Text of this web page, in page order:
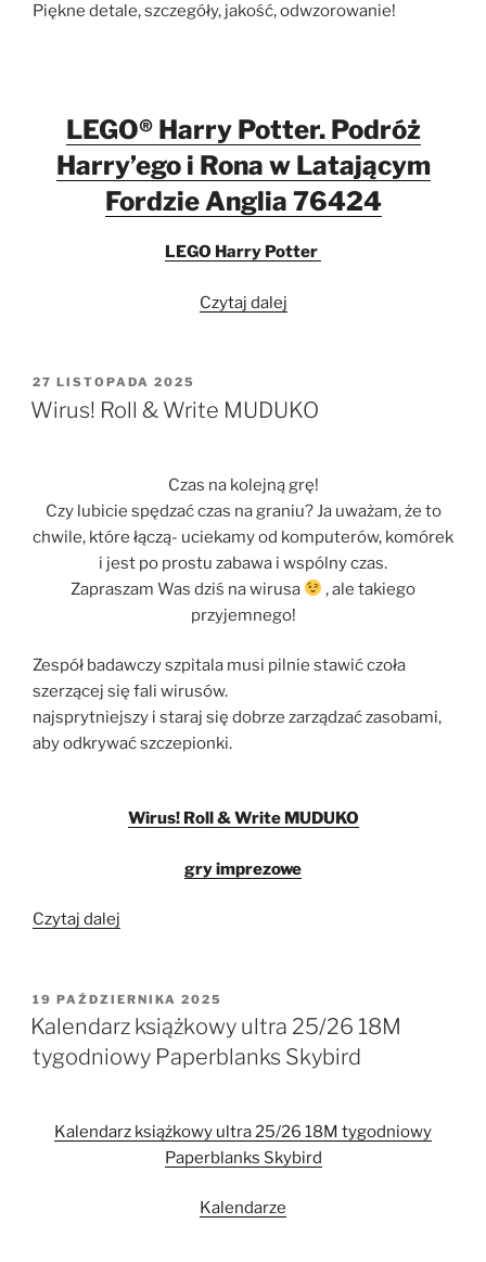
Piękne detale, szczegóły, jakość, odwzorowanie!
LEGO® Harry Potter. Podróż
Harry’ego i Rona w Latającym
Fordzie Anglia 76424
LEGO Harry Potter
Czytaj dalej„LEGO®
Harry’ego
w
Latającym
Fordzie
Anglia
76424”
OPUBLIKOWANE
W
27 LISTOPADA 2025
Wirus! Roll & Write MUDUKO
Czas na kolejną grę!
Czy lubicie spędzać czas na graniu? Ja uważam, że to
chwile, które łączą- uciekamy od komputerów, komórek
i jest po prostu zabawa i wspólny czas.
Zapraszam Was dziś na wirusa
, ale takiego
przyjemnego!
Zespół badawczy szpitala musi pilnie stawić czoła
szerzącej się fali wirusów.
najsprytniejszy i staraj się dobrze zarządzać zasobami,
aby odkrywać szczepionki.
Wirus! Roll & Write MUDUKO
gry imprezowe
Czytaj dalej
Write
MUDUKO”
OPUBLIKOWANE
W
19 PAŹDZIERNIKA 2025
Kalendarz książkowy ultra 25/26 18M
tygodniowy Paperblanks Skybird
Kalendarz książkowy ultra 25/26 18M tygodniowy
Paperblanks Skybird
Kalendarze